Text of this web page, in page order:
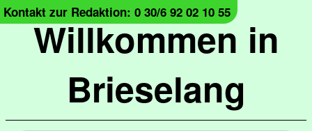
Willkommen in
Brieselang
Kontakt zur Redaktion: 0 30/6 92 02 10 55